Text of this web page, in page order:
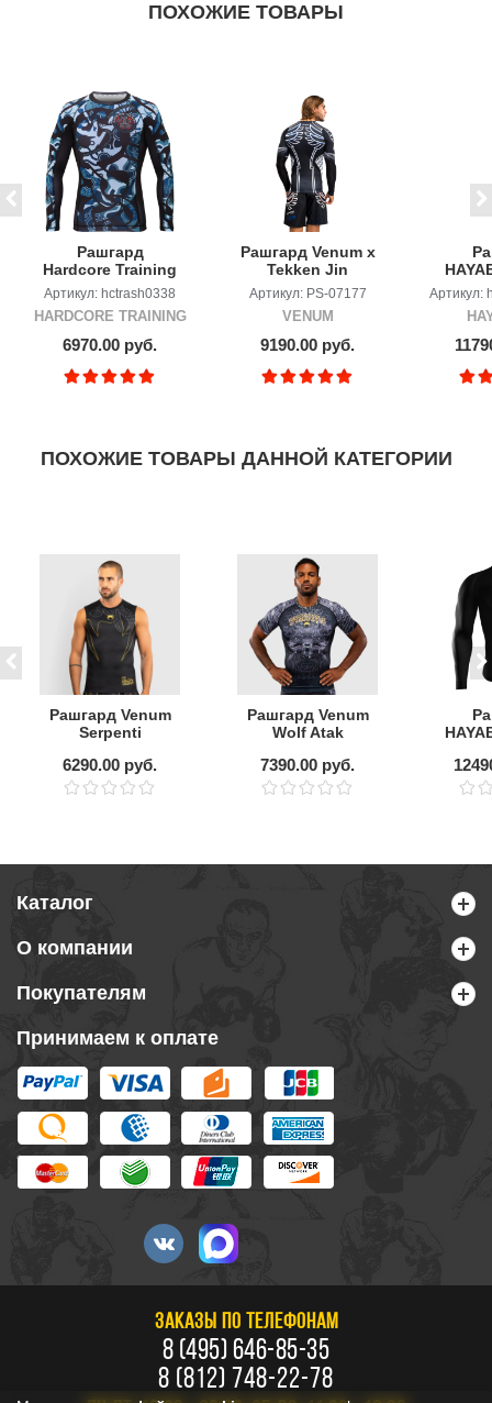
ПОХОЖИЕ ТОВАРЫ
Рашгард
Hardcore Training
Nordic Ornament
Black/Gray LS
Артикул: hctrash0338
HARDCORE TRAINING
6970.00 руб.
Рашгард Venum x
Tekken Jin
Black/White
Артикул: PS-07177
VENUM
9190.00 руб.
S/
Артикул:
ПОХОЖИЕ ТОВАРЫ ДАННОЙ КАТЕГОРИИ
Рашгард Venum
Serpenti
S/L
6290.00 руб.
Рашгард Venum
Wolf Atak
7390.00 руб.
Каталог
О компании
Покупателям
Принимаем к оплате
ЗАКАЗЫ ПО ТЕЛЕФОНАМ
8 (495) 646-85-35
8 (812) 748-22-78